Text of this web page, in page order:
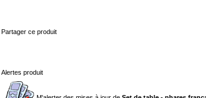
Partager ce produit
Alertes produit